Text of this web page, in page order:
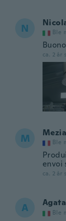
N Ble
Buono
ca. 2 år
M Ble
envoi
ca. 2 år
A Agata
Ble